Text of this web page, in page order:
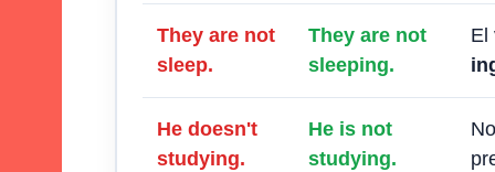
They are not
sleep.
They are not
sleeping.
El
He doesn't
studying.
He is not
studying.